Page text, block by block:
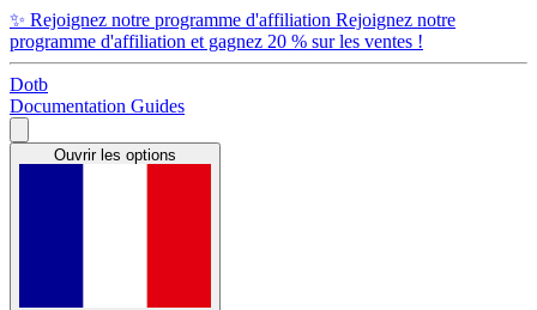
✨ Rejoignez notre programme d'affiliation Rejoignez notre
programme d'affiliation et gagnez 20 % sur les ventes !
Dotb
Documentation Guides
Ouvrir les options